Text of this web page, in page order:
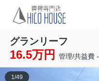
グランリーフ
16.5万円 管理/共益費 -
1 /49